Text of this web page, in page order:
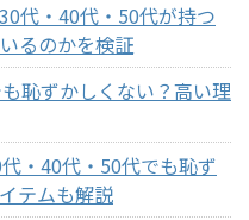
代・40代・50代が持つ
るのかを検証
恥ずかしくない？高い理
・40代・50代でも恥ず
テムも解説